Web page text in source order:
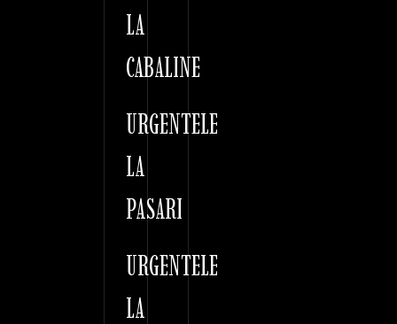
LA
CABALINE
URGENTELE
LA
PASARI
URGENTELE
LA